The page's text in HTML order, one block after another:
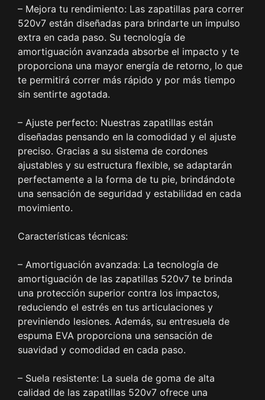
– Mejora tu rendimiento: Las zapatillas para correr
520v7 están diseñadas para brindarte un impulso
extra en cada paso. Su tecnología de
amortiguación avanzada absorbe el impacto y te
proporciona una mayor energía de retorno, lo que
te permitirá correr más rápido y por más tiempo
sin sentirte agotada.
– Ajuste perfecto: Nuestras zapatillas están
diseñadas pensando en la comodidad y el ajuste
preciso. Gracias a su sistema de cordones
ajustables y su estructura flexible, se adaptarán
perfectamente a la forma de tu pie, brindándote
una sensación de seguridad y estabilidad en cada
movimiento.
Características técnicas:
– Amortiguación avanzada: La tecnología de
amortiguación de las zapatillas 520v7 te brinda
una protección superior contra los impactos,
reduciendo el estrés en tus articulaciones y
previniendo lesiones. Además, su entresuela de
espuma EVA proporciona una sensación de
suavidad y comodidad en cada paso.
– Suela resistente: La suela de goma de alta
calidad de las zapatillas 520v7 ofrece una